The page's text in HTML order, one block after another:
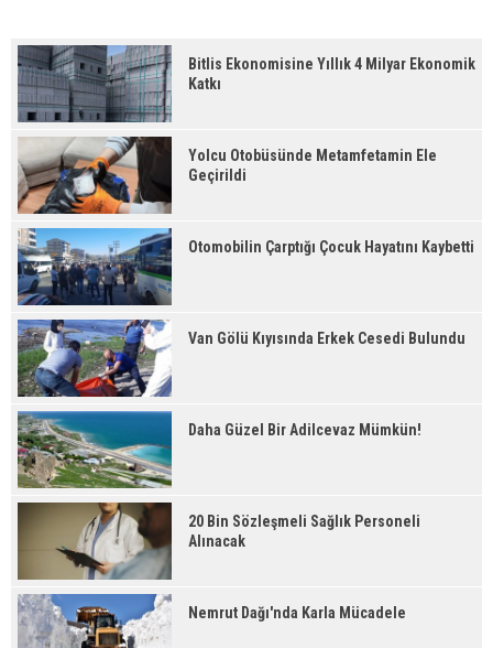
Bitlis Ekonomisine Yıllık 4 Milyar Ekonomik
Katkı
Yolcu Otobüsünde Metamfetamin Ele
Geçirildi
Otomobilin Çarptığı Çocuk Hayatını Kaybetti
Van Gölü Kıyısında Erkek Cesedi Bulundu
Daha Güzel Bir Adilcevaz Mümkün!
20 Bin Sözleşmeli Sağlık Personeli
Alınacak
Nemrut Dağı'nda Karla Mücadele